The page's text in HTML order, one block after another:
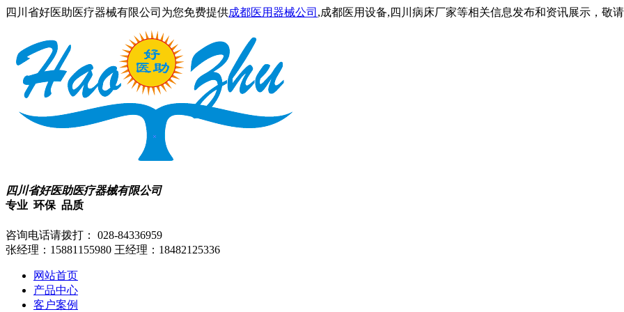
四川省好医助医疗器械有限公司为您免费提供成都医用器械公司 ,成都医用设备,四川病床厂家等相关信息发布和资讯展示，敬
四川省好医助医疗器械有限公司
专业 环保 品质
咨询电话请拨打： 028-84336959
张经理：15881155980 王经理：18482125336
网站首页
产品中心
客户案例